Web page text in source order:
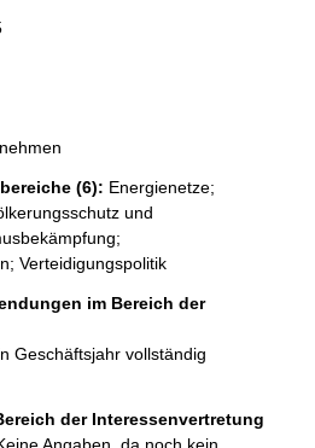
(6): Energienetze;
und
Verteidigungspolitik
im Bereich der
Geschäftsjahr vollständig
der Interessenvertretung
Angaben, da noch kein